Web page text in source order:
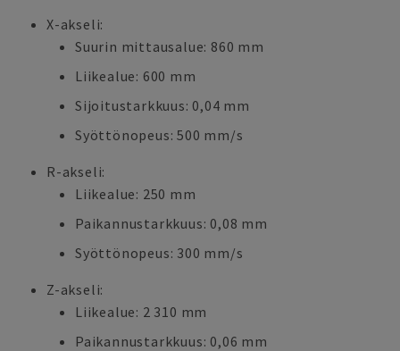
X-akseli:
Suurin mittausalue: 860 mm
Liikealue: 600 mm
Sijoitustarkkuus: 0,04 mm
Syöttönopeus: 500 mm/s
R-akseli:
Liikealue: 250 mm
Paikannustarkkuus: 0,08 mm
Syöttönopeus: 300 mm/s
Z-akseli:
Liikealue: 2 310 mm
Paikannustarkkuus: 0,06 mm